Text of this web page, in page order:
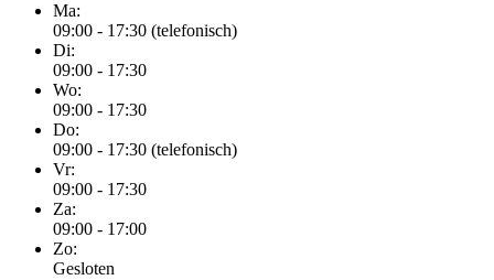
Ma:
09:00 - 17:30 (telefonisch)
Di:
09:00 - 17:30
Wo:
09:00 - 17:30
Do:
09:00 - 17:30 (telefonisch)
Vr:
09:00 - 17:30
Za:
09:00 - 17:00
Zo:
Gesloten